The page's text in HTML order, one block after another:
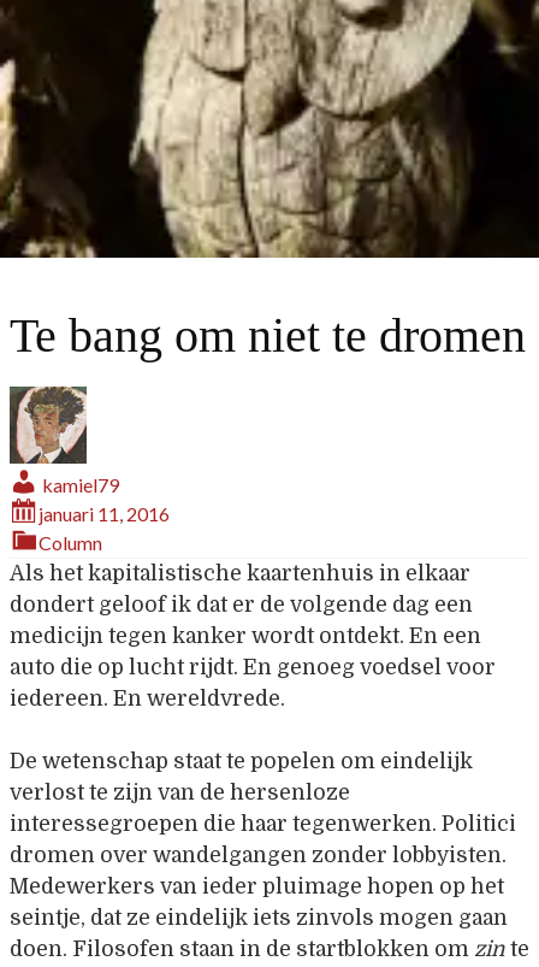
Te bang om niet te dromen
kamiel79
januari 11, 2016
Column
Als het kapitalistische kaartenhuis in elkaar
dondert geloof ik dat er de volgende dag een
medicijn tegen kanker wordt ontdekt. En een
auto die op lucht rijdt. En genoeg voedsel voor
iedereen. En wereldvrede.
De wetenschap staat te popelen om eindelijk
verlost te zijn van de hersenloze
interessegroepen die haar tegenwerken. Politici
dromen over wandelgangen zonder lobbyisten.
Medewerkers van ieder pluimage hopen op het
seintje, dat ze eindelijk iets zinvols mogen gaan
doen. Filosofen staan in de startblokken om zin te